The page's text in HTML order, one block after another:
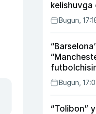
kelishuvga
Bugun,
Bugun,
“Tolibon”